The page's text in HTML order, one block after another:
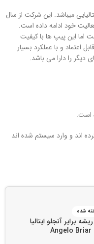
میباشد. این شرکت از سال
فعالیت خود ادامه داده است.
این پیپ ها با کیفیت
اعتماد و با عملکرد بسیار
دیگر را دارا می باشد.
است.
اند و وارد سیستم شده اند
شده
برایر آنجلو ایتالیا
Angelo Briar